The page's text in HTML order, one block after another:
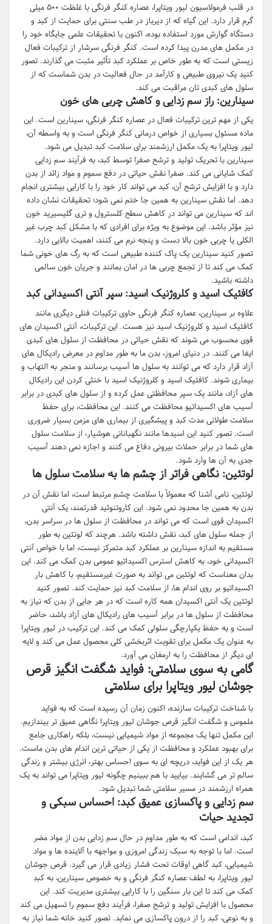
در قلب فرمولاسیون لیور ویتاپرا، عصاره کنگر فرنگی با غلظت ۵۰۰ میلی
گرم قرار دارد. این گیاه که از دیرباز در طب سنتی برای حمایت از کبد و
دستگاه گوارش مورد استفاده بوده، اکنون با تحقیقات علمی جایگاه خود را
در مکمل های مدرن پیدا کرده است. کنگر فرنگی سرشار از ترکیبات فعال
زیستی است که به طور خاص بر عملکرد کبد تأثیر مثبت می گذارند. تصور
کنید یک نیروی طبیعی و کارآمد در حال فعالیت در بدن شماست که از
سلول های کبدی تان مراقبت می کند.
سینارین: راز سم زدایی و کاهش چربی های خون
یکی از مهم ترین ترکیبات فعال در عصاره کنگر فرنگی، سینارین است. این
ماده مسئول بسیاری از خواص درمانی کنگر فرنگی است و به واسطه آن،
لیور ویتاپرا به یک مکمل ارزشمند برای سلامت کبد تبدیل می شود.
سینارین با تحریک تولید و ترشح صفرا توسط کبد، به فرآیند سم زدایی
کمک شایانی می کند. صفرا نقش حیاتی در دفع سموم و مواد زائد از بدن
دارد و با افزایش ترشح آن، کبد می تواند کار خود را با کارایی بیشتری انجام
دهد. اما نقش سینارین به همین جا ختم نمی شود؛ تحقیقات نشان داده
اند که سینارین می تواند در کاهش سطح کلسترول و تری گلیسیرید خون
نیز مؤثر باشد. این موضوع به ویژه برای افرادی که با مشکل کبد چرب غیر
الکلی یا چربی خون بالا دست و پنجه نرم می کنند، اهمیت بالایی دارد.
تصور کنید سینارین یک پاک کننده طبیعی است که به رگ های خونی شما
کمک می کند تا از تجمع چربی ها در امان بمانند و جریان خون سالمی
داشته باشید.
کافئیک اسید و کلروژنیک اسید: سپر آنتی اکسیدانی کبد
علاوه بر سینارین، عصاره کنگر فرنگی حاوی ترکیبات فنلی دیگری مانند
کافئیک اسید و کلروژنیک اسید نیز هست. این ترکیبات، آنتی اکسیدان های
قوی محسوب می شوند که نقش حیاتی در محافظت از سلول های کبدی
ایفا می کنند. در دنیای امروز، بدن ما به طور مداوم در معرض رادیکال های
آزاد قرار دارد که می توانند به سلول ها آسیب برسانند و منجر به التهاب و
بیماری شوند. کافئیک اسید و کلروژنیک اسید با خنثی کردن این رادیکال
های آزاد، مانند یک سپر محافظتی عمل کرده و از سلول های کبدی در برابر
آسیب های اکسیداتیو محافظت می کنند. این محافظت، برای حفظ
سلامت طولانی مدت کبد و پیشگیری از بیماری های مزمن بسیار ضروری
است. تصور کنید این اسیدها مانند نگهبانانی هوشیار، از سلامت سلول
های شما در برابر حملات بیرونی دفاع می کنند و اجازه نمی دهند آسیب
جدی به آن ها وارد شود.
لوتئین: نگاهی فراتر از چشم ها به سلامت سلول ها
لوتئین، نامی آشنا که معمولاً با سلامت چشم مرتبط است، اما نقش آن در
بدن به همین جا محدود نمی شود. این کاروتنوئید قدرتمند، یک آنتی
اکسیدان قوی است که می تواند در محافظت از سلول ها در سراسر بدن،
از جمله سلول های کبد، نقش داشته باشد. هرچند که لوتئین به طور
مستقیم به اندازه سینارین بر عملکرد کبد متمرکز نیست، اما با خواص آنتی
اکسیدانی خود، به کاهش استرس اکسیداتیو عمومی بدن کمک می کند. این
بدان معناست که لوتئین می تواند به صورت غیرمستقیم، با کاهش بار
اکسیداتیو بر روی اندام ها، از سلامت کبد نیز حمایت کند. تصور کنید
لوتئین یک آنتی اکسیدان همه کاره است که در هر جایی از بدن که نیاز به
محافظت از سلول ها در برابر آسیب های رادیکال های آزاد باشد، حاضر
است و به حفظ یکپارچگی سلولی کمک می کند. این ترکیب در لیور ویتاپرا
به عنوان یک مکمل برای تقویت اثربخشی کلی محصول عمل می کند و لایه
ای دیگر از محافظت را به ارمغان می آورد.
گامی به سوی سلامتی: فواید شگفت انگیز قرص
جوشان لیور ویتاپرا برای سلامتی
با شناخت ترکیبات سازنده، اکنون زمان آن رسیده است که به فواید
ملموس و شگفت انگیز قرص جوشان لیور ویتاپرا نگاهی عمیق تر بیندازیم.
این مکمل تنها یک مجموعه از مواد شیمیایی نیست، بلکه راهکاری جامع
برای بهبود عملکرد و محافظت از یکی از حیاتی ترین اندام های بدن ماست.
هر یک از این فواید، دریچه ای به سوی احساس بهتر، انرژی بیشتر و زندگی
سالم تر می گشایند. بیایید با هم ببینیم چگونه لیور ویتاپرا می تواند به یک
همراه ارزشمند در مسیر سلامتی شما تبدیل شود.
سم زدایی و پاکسازی عمیق کبد: احساس سبکی و
تجدید حیات
کبد، اندامی است که به طور مداوم در حال سم زدایی بدن از مواد مضر
است. اما با توجه به سبک زندگی امروزی و مواجهه با آلاینده ها و مواد
شیمیایی، کبد گاهی اوقات تحت فشار زیادی قرار می گیرد. قرص جوشان
لیور ویتاپرا، به لطف عصاره کنگر فرنگی و به خصوص سینارین، به کبد
کمک می کند تا این بار سنگین را با کارایی بیشتری مدیریت کند. این
محصول با افزایش تولید و ترشح صفرا، فرآیند دفع سموم را تسهیل می کند
و به نوعی، کبد را از درون پاکسازی می نماید. تصور کنید خانه شما نیاز به